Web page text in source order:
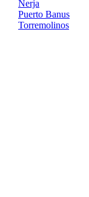
Nerja
Puerto Banus
Torremolinos